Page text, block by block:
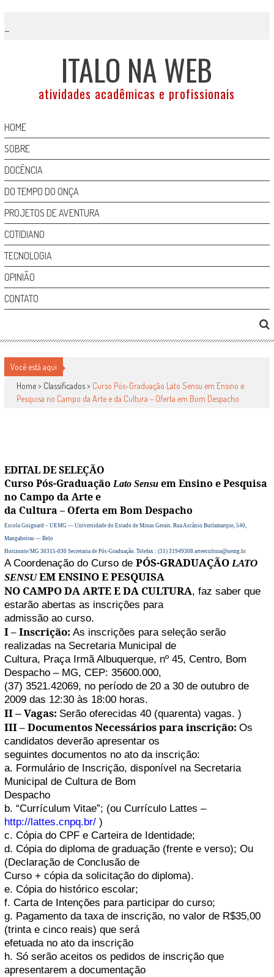
content
ITALO NA WEB
atividades acadêmicas e profissionais
HOME
SOBRE
DOCÊNCIA
DO TEMPO DO ONÇA
PROJETOS DE AVENTURA
COTIDIANO
TECNOLOGIA
OPINIÃO
CONTATO
Você está aqui
Home > Classificados> Curso Pós-Graduação Lato Sensu em Ensino e
Pesquisa no Campo da Arte e da Cultura – Oferta em Bom Despacho
CURSO PÓS-GRADUAÇÃO LATO SENSU EM
ENSINO E PESQUISA NO CAMPO DA ARTE E DA
CULTURA – OFERTA EM BOM DESPACHO
Classificados por- 12 de outubro de 2009 0 3147
EDITAL DE SELEÇÃO
Curso Pós-Graduação Lato Sensu em Ensino e Pesquisa
no Campo da Arte e
da Cultura – Oferta em Bom Despacho
Escola Guignard – UEMG — Universidade do Estado de Minas Gerais. Rua Ascânio Burlamarque, 540,
Mangabeiras — Belo
Horizonte/MG 30315-030 Secretaria de Pós-Graduação. Telefax : (31) 31949308 arteecultura@uemg.br
A Coordenação do Curso de PÓS-GRADUAÇÃO LATO
SENSUEM ENSINO E PESQUISA
NO CAMPO DA ARTE E DA CULTURA, faz saber que
estarão abertas as inscrições para
admissão ao curso.
I – Inscrição: As inscrições para seleção serão
realizadas na Secretaria Municipal de
Cultura, Praça Irmã Albuquerque, nº 45, Centro, Bom
Despacho – MG, CEP: 35600.000,
(37) 3521.42069, no período de 20 a 30 de outubro de
2009 das 12:30 às 18:00 horas.
II – Vagas: Serão oferecidas 40 (quarenta) vagas. )
III – Documentos Necessários para inscrição: Os
candidatos deverão apresentar os
seguintes documentos no ato da inscrição:
a. Formulário de Inscrição, disponível na Secretaria
Municipal de Cultura de Bom
Despacho
b. “Currículum Vitae”; (ou Currículo Lattes –
http://lattes.cnpq.br/ )
c. Cópia do CPF e Carteira de Identidade;
d. Cópia do diploma de graduação (frente e verso); Ou
(Declaração de Conclusão de
Curso + cópia da solicitação do diploma).
e. Cópia do histórico escolar;
f. Carta de Intenções para participar do curso;
g. Pagamento da taxa de inscrição, no valor de R$35,00
(trinta e cinco reais) que será
efetuada no ato da inscrição
h. Só serão aceitos os pedidos de inscrição que
apresentarem a documentação